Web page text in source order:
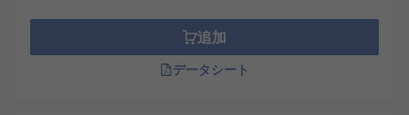
追加
データシート